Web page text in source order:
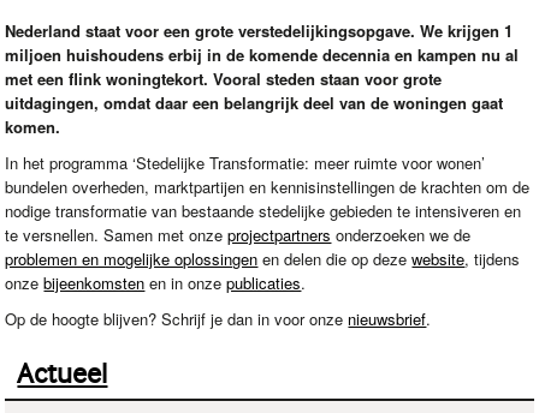
Nederland staat voor een grote verstedelijkingsopgave. We krijgen 1
miljoen huishoudens erbij in de komende decennia en kampen nu al
met een flink woningtekort. Vooral steden staan voor grote
uitdagingen, omdat daar een belangrijk deel van de woningen gaat
komen.
In het programma ‘Stedelijke Transformatie: meer ruimte voor wonen’
bundelen overheden, marktpartijen en kennisinstellingen de krachten om de
nodige transformatie van bestaande stedelijke gebieden te intensiveren en
te versnellen. Samen met onzeprojectpartners onderzoeken we de
problemen en mogelijke oplossingen en delen die op dezewebsite, tijdens
onzebijeenkomsten en in onzepublicaties.
Op de hoogte blijven? Schrijf je dan in voor onze nieuwsbrief.
Actueel